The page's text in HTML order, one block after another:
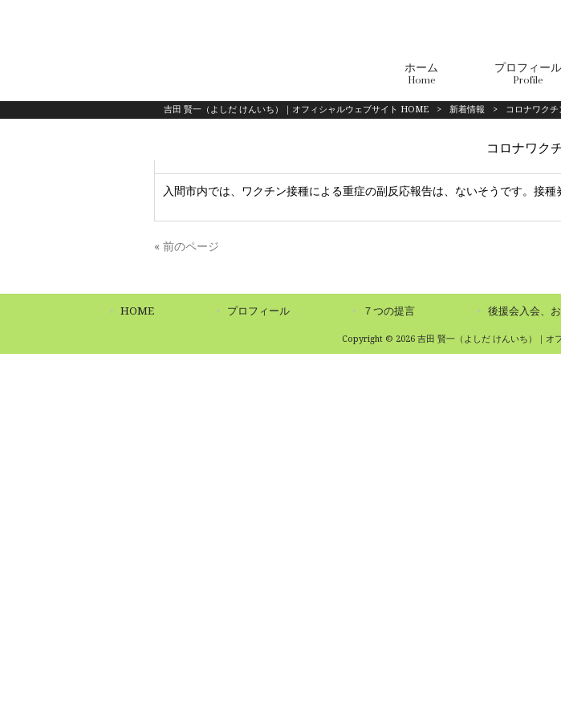
ホーム
Home
プロフィール
Profile
吉田 賢一（よしだ けんいち）｜オフィシャルウェブサイト HOME > 新着情報 > コロナワクチ
コロナワク
入間市内では、ワクチン接種による重症の副反応報告は、ないそうです。接
« 前のページ
HOME プロフィール ７つの提言 後援会入会、
Copyright © 2026 吉田 賢一（よしだ けんいち）｜